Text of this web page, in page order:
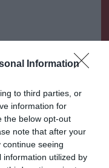
Information
to third parties, or
information for
the below opt-out
note that after your
seeing
information utilized by
lesz az
ittas vagy bódult
ki.
+-